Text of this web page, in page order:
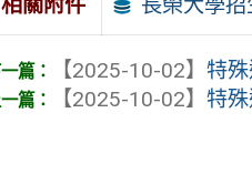
【2025-10-02】特
【2025-10-02】特